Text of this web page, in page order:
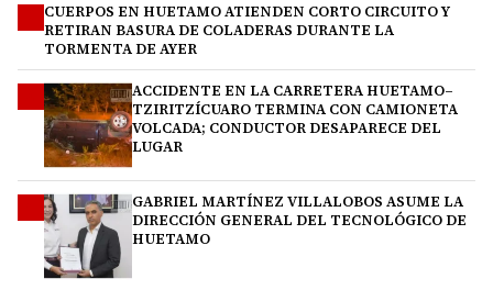
CUERPOS EN HUETAMO ATIENDEN CORTO CIRCUITO Y
RETIRAN BASURA DE COLADERAS DURANTE LA
TORMENTA DE AYER
ACCIDENTE EN LA CARRETERA HUETAMO–
TZIRITZÍCUARO TERMINA CON CAMIONETA
VOLCADA; CONDUCTOR DESAPARECE DEL
LUGAR
GABRIEL MARTÍNEZ VILLALOBOS ASUME LA
DIRECCIÓN GENERAL DEL TECNOLÓGICO DE
HUETAMO